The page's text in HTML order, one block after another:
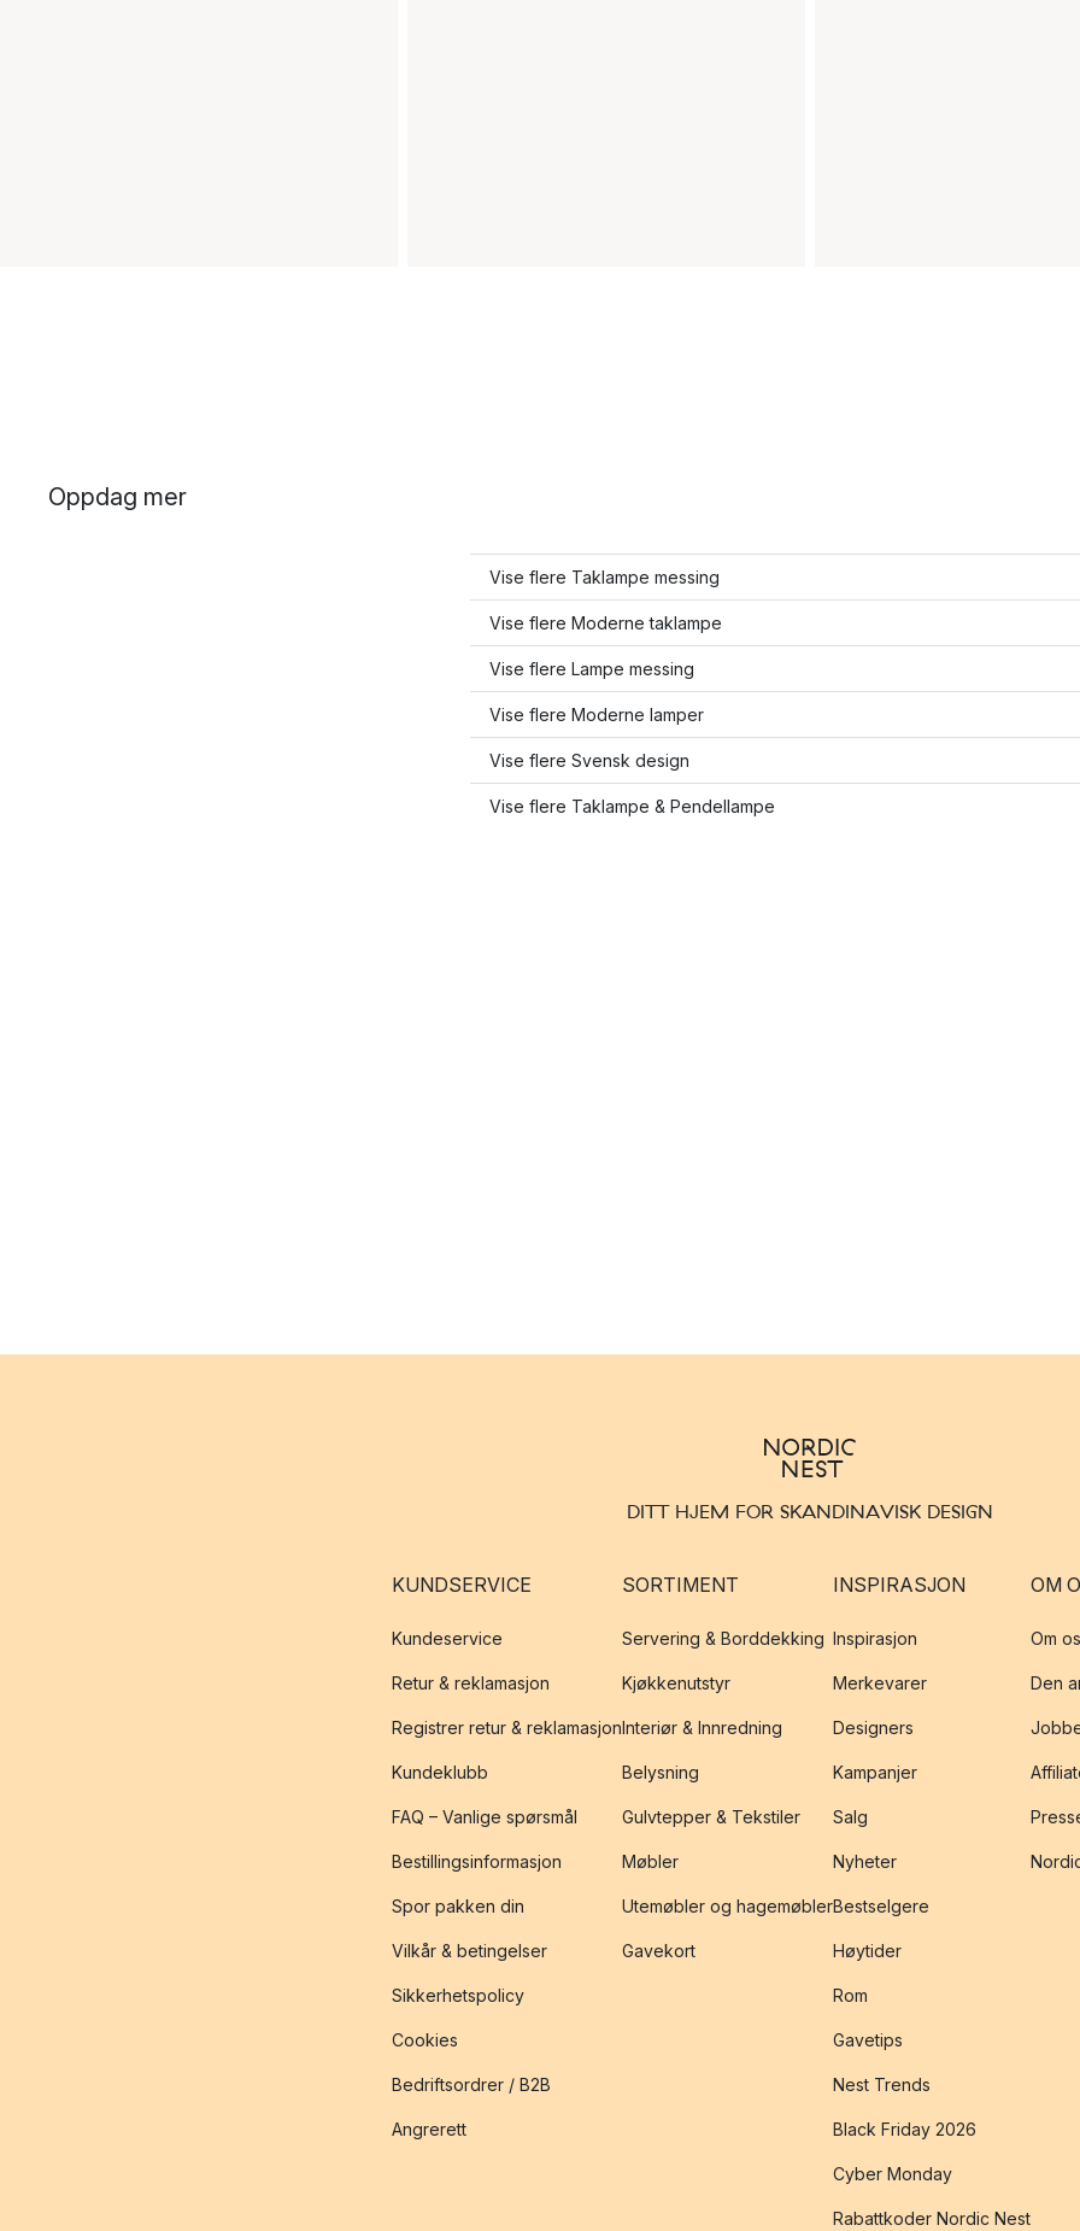
Oppdag mer
Vise flere Taklampe messing
Vise flere Moderne taklampe
Vise flere Lampe messing
Vise flere Moderne lamper
Vise flere Svensk design
Vise flere Taklampe & Pendellampe
DITT HJEM FOR SKANDINAVISK DESIGN
KUNDSERVICE
Kundeservice
Retur & reklamasjon
Registrer retur & reklamasjon
Kundeklubb
FAQ – Vanlige spørsmål
Bestillingsinformasjon
Spor pakken din
Vilkår & betingelser
Sikkerhetspolicy
Cookies
Bedriftsordrer / B2B
Angrerett
SORTIMENT
Servering & Borddekking
Kjøkkenutstyr
Interiør & Innredning
Belysning
Gulvtepper & Tekstiler
Møbler
Utemøbler og hagemøbler
Gavekort
INSPIRASJON
Inspirasjon
Merkevarer
Designers
Kampanjer
Salg
Nyheter
Bestselgere
Høytider
Rom
Gavetips
Nest Trends
Black Friday 2026
Cyber Monday
Rabattkoder Nordic Nest
OM
Om
Den